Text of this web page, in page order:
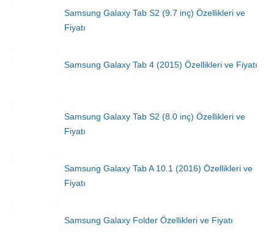
Samsung Galaxy Tab S2 (9.7 inç) Özellikleri ve
Fiyatı
Samsung Galaxy Tab 4 (2015) Özellikleri ve Fiyatı
Samsung Galaxy Tab S2 (8.0 inç) Özellikleri ve
Fiyatı
Samsung Galaxy Tab A 10.1 (2016) Özellikleri ve
Fiyatı
Samsung Galaxy Folder Özellikleri ve Fiyatı